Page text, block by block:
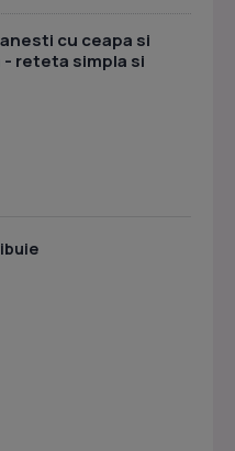
cu ceapa si
reteta simpla si